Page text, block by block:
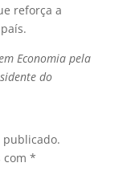
reforça a
Economia pela
do
publicado.
com *